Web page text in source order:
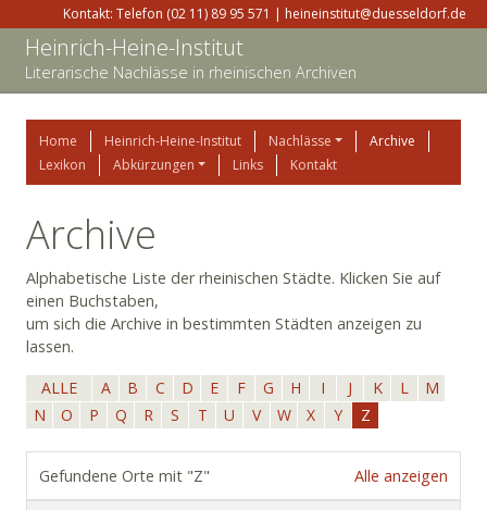
Kontakt: Telefon (02 11) 89 95 571 | heineinstitut@duesseldorf.de
Heinrich-Heine-Institut
Literarische Nachlässe in rheinischen Archiven
Home Heinrich-Heine-Institut Nachlässe
Archive
Lexikon
Abkürzungen Links Kontakt
Archive
Alphabetische Liste der rheinischen Städte. Klicken Sie auf
einen Buchstaben,
um sich die Archive in bestimmten Städten anzeigen zu
lassen.
ALLE
A B C D E F G H I J K L
M
N
O P Q R S T U V W X Y Z
Alle anzeigen
Gefundene Orte mit "Z"